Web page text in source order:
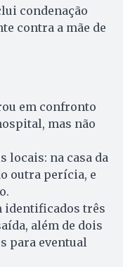
condenação
contra a mãe de
em confronto
mas não
locais: na casa da
outra perícia, e
identificados três
além de dois
para eventual